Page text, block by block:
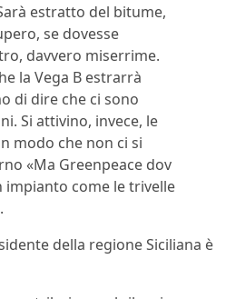
estratto del bitume,
se dovesse
davvero miserrime.
la Vega B estrarrà
di dire che ci sono
Si attivino, invece, le
modo che non ci si
«Ma Greenpeace dov
impianto come le trivelle
della regione Siciliana è